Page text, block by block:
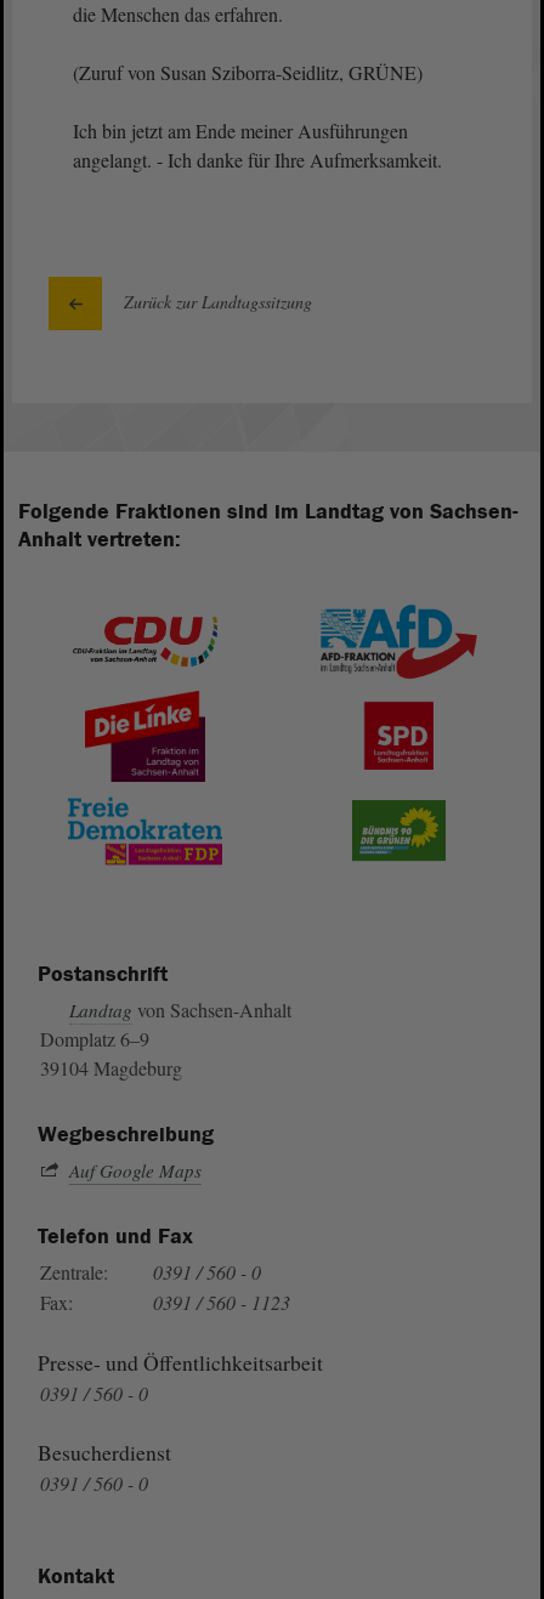
die Menschen das erfahren.
(Zuruf von Susan Sziborra-Seidlitz, GRÜNE)
Ich bin jetzt am Ende meiner Ausführungen
angelangt. - Ich danke für Ihre Aufmerksamkeit.
Zurück zur Landtagssitzung
Folgende Fraktionen sind im Landtag von Sachsen-
Anhalt vertreten:
Postanschrift
Landtag von Sachsen-Anhalt
Domplatz 6–9
39104 Magdeburg
Wegbeschreibung
Auf Google Maps
Telefon und Fax
Zentrale:
0391 / 560 - 0
Fax:
0391 / 560 - 1123
Presse- und Öffentlichkeitsarbeit
0391 / 560 - 0
Besucherdienst
0391 / 560 - 0
Kontakt